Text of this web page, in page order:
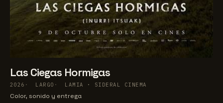
Las Ciegas Hormigas
2026 LARGO LAMIA · SIDERAL CINEMA
Color, sonido y entrega